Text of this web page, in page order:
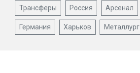
Трансферы Россия Арсенал
Германия Харьков Металлург